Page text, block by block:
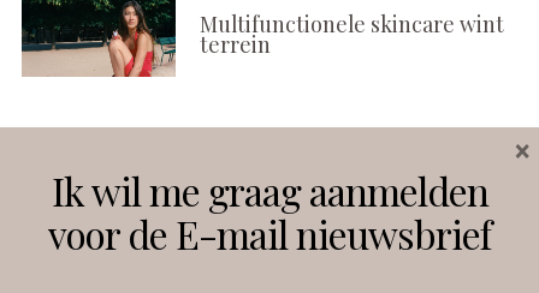
Multifunctionele skincare wint
terrein
Instagram Facebook
Ik wil me graag aanmelden
voor de E-mail nieuwsbrief
×